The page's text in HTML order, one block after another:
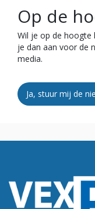
Op de
Wil je op de hoogte
je dan aan voor de
media.
Ja, stuur mij de